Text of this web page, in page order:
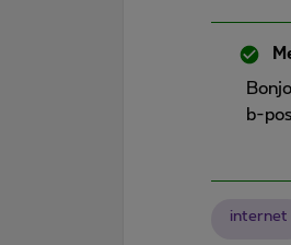
b-
internet